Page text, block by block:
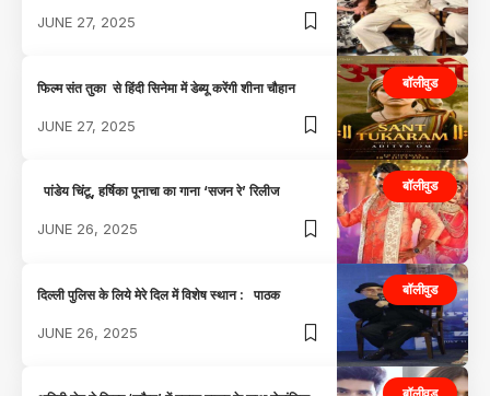
JUNE 27, 2025
बॉलीवुड
फिल्म संत तुका से हिंदी सिनेमा में डेब्यू करेंगी शीना चौहान
JUNE 27, 2025
बॉलीवुड
पांडेय चिंटू, हर्षिका पूनाचा का गाना ‘सजन रे’ रिलीज
JUNE 26, 2025
बॉलीवुड
दिल्ली पुलिस के लिये मेरे दिल में विशेष स्थान : पाठक
JUNE 26, 2025